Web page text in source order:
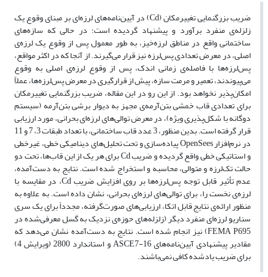
ضریب بزرگنمایی تغییرمکان (Cd) در آیین‌نامه‌های لرزه‌ای بر مبنای وقوع یک
زلزله‌ی منفرد برآورد و پیشنهاد گردیده است؛ در حالی که سازه‌های
ساختمانی واقع در مناطق لرزه‌خیز، به طور معمول پس از وقوع یک لرزه‌ی
اصلی، در معرض تعدادی پس‌لرزه نیز قرار می‌گیرند. از آنجا که در اکثر مواقع،
پس‌لرزه‌ها با فاصله‌ی زمانی اندک، پس از وقوع لرزه‌ی اصلی به وقوع
می‌پیوندند، تعمیر و مرمت سازه، پیش از قرارگیری در معرض پس‌لرزه‌ها، عملاً
امکان‌پذیر نخواهد بود. از این رو در این مقاله، ضریب بزرگنمایی تغییرمکان
برای تعدادی قاب خمشی بتن‌آرمه‌ی مجهز به دیوار برشی بتن‌آرمه (سیستم
دوگانه با شکل‌پذیری ویژه)، در معرض توالی‌های لرزه‌ای بحرانی، مورد ارزیابی
قرار گرفته است. بدین منظور، 3 عدد قاب ساختمانی، با تعداد طبقات 3، 7 و 11
در نرم‌افزار OpenSees پیاده‌سازی و تحت تحلیل‌های دینامیکی خطی، غیرخطی
و استاتیکی خطی واقع گردیده و ضریب Cd برای هر یک از این قاب‌ها، تحت دو
حالت تک‌لرزه و متوالی، محاسبه و استخراج شده است. نتایج به دست‌آمده،
عدم تأثیر قابل توجه پس‌لرزه‌ها بر روی افزایش ضریب Cd، در مقایسه با
لرزه‌ی نخست را، برای توالی‌های لرزه‌ای بحرانی، نشان داده است. به علاوه به
منظور ارائه‌ی نتایج قابل اتکا، ارزیابی‌های صورت‌گرفته، مجدداً برای یک سری
سناریو لرزه‌ای منفرد دیگر (زلزله‌های حوزه‌ی نزدیک به گسل معرفی‌شده در
FEMA P695) نیز انجام شده است. نتایج به دست‌آمده نشان می‌دهد که
مقادیر پیشنهادی آیین‌نامه‌های ASCE7-16 و استاندارد 2800 (ویرایش 4)
برای ضریب یادشده کافی نمی‌باشند.